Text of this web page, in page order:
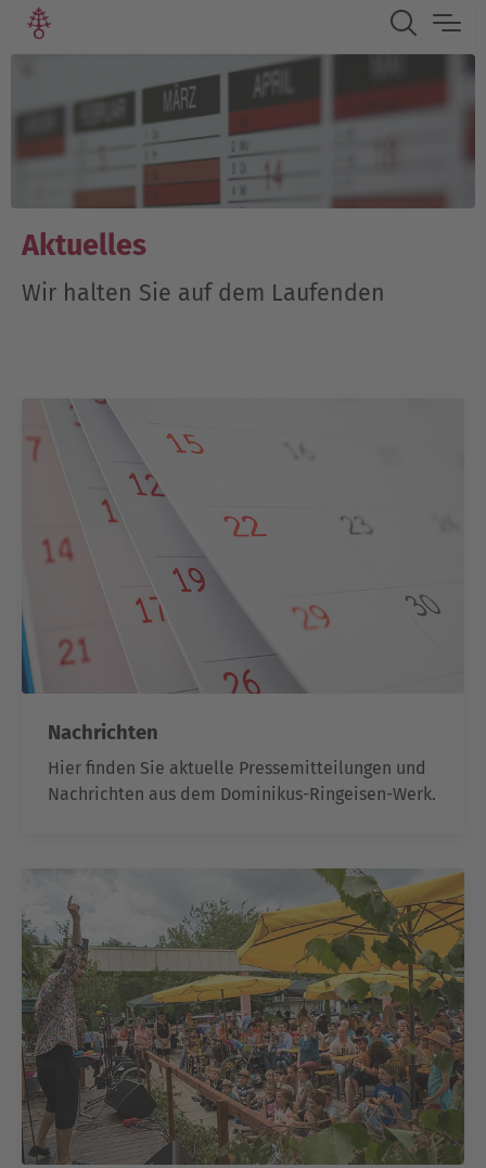
Aktuelles
Wir halten Sie auf dem Laufenden
Nachrichten
Hier finden Sie aktuelle Pressemitteilungen und
Nachrichten aus dem Dominikus-Ringeisen-Werk.